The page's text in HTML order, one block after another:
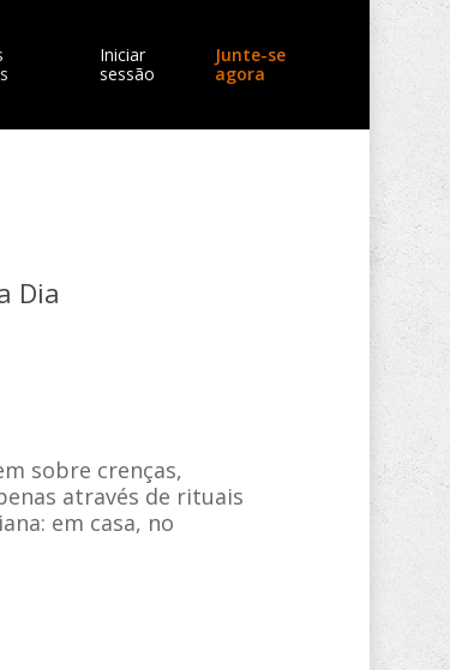
Iniciar
sessão
Junte-se
agora
Dia
sobre crenças,
através de rituais
em casa, no